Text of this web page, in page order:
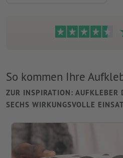
So kommen Ihre
ZUR INSPIRATION: AUFKLEBER
SECHS WIRKUNGSVOLLE